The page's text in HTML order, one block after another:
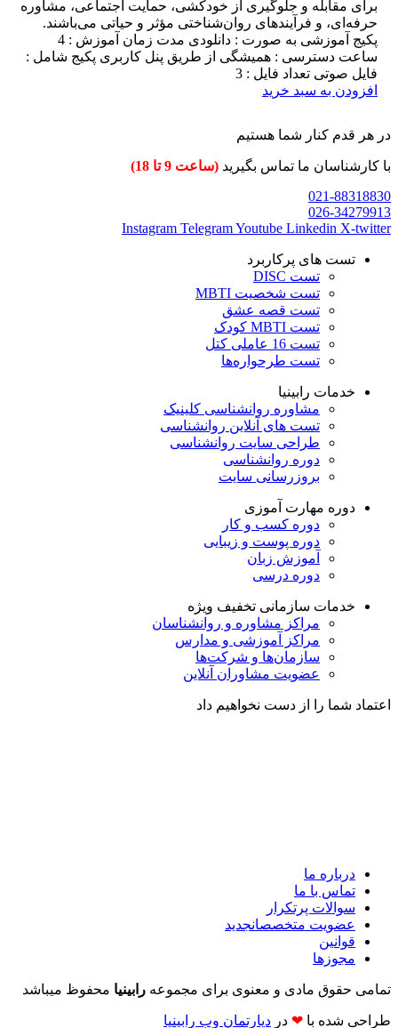
برای مقابله و جلوگیری از خودکشی، حمایت اجتماعی، مشاوره
حرفه‌ای، و فرآیندهای روان‌شناختی مؤثر و حیاتی می‌باشند.
پکیج آموزشی به صورت : دانلودی مدت زمان آموزش : 4
ساعت دسترسی : همیشگی از طریق پنل کاربری پکیج شامل :
فایل صوتی تعداد فایل : 3
افزودن به سبد خرید
در هر قدم کنار شما هستیم
با کارشناسان ما تماس بگیرید (ساعت 9 تا 18)
021-88318830
026-34279913
Instagram TelegramYoutube Linkedin X-twitter
تست های پرکاربرد
تست DISC
تست شخصیت MBTI
تست قصه عشق
تست MBTI کودک
تست 16 عاملی کتل
تست طرحواره‌ها
خدمات رابینیا
مشاوره روانشناسی کلینیک
تست های آنلاین روانشناسی
طراحی سایت روانشناسی
دوره روانشناسی
بروزرسانی سایت
دوره مهارت آموزی
دوره کسب و کار
دوره پوست و زیبایی
آموزش زبان
دوره درسی
خدمات سازمانی تخفیف ویژه
مراکز مشاوره و روانشناسان
مراکز آموزشی و مدارس
سازمان‌ها و شرکت‌ها
عضویت مشاوران آنلاین
اعتماد شما را از دست نخواهیم داد
درباره ما
تماس با ما
سوالات پرتکرار
عضویت متخصصانجدید
قوانین
مجوزها
تمامی حقوق مادی و معنوی برای مجموعه رابینیا محفوظ میباشد
طراحی شده با ❤ در دپارتمان وب رابینیا​​